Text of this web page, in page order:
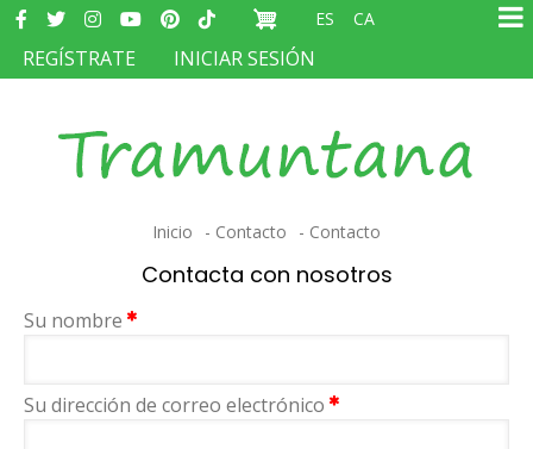
Pasar
contenido
Redes
sociales
ES CA
MENÚ
DEL
D'USUARI
REGÍSTRATE INICIAR SESIÓN
Sobrescribir
enlaces
de
a
la
Inicio Contacto Contacto
Contacta con nosotros
Su nombre
Su dirección de correo electrónico